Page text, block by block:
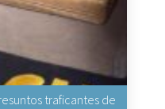
traficantes de